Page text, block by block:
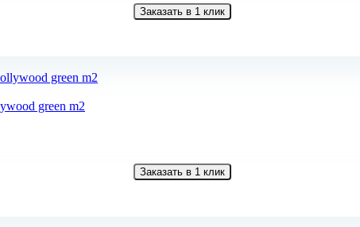
Заказать в 1 клик
green m2
Заказать в 1 клик